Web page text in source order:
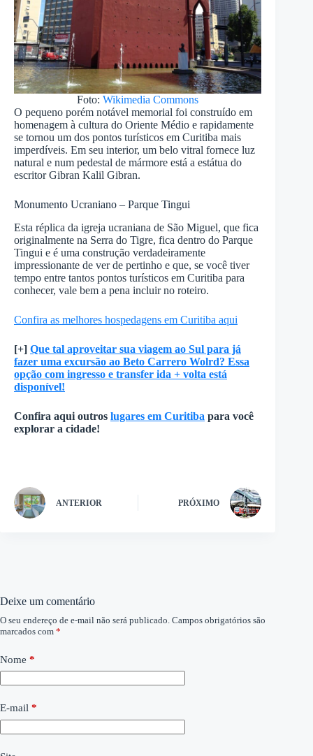
Foto:Wikimedia Commons
O pequeno porém notável memorial foi construído em
homenagem à cultura do Oriente Médio e rapidamente
se tornou um dos pontos turísticos em Curitiba mais
imperdíveis. Em seu interior, um belo vitral fornece luz
natural e num pedestal de mármore está a estátua do
escritor Gibran Kalil Gibran.
Monumento Ucraniano – Parque Tingui
Esta réplica da igreja ucraniana de São Miguel, que fica
originalmente na Serra do Tigre, fica dentro do Parque
Tingui e é uma construção verdadeiramente
impressionante de ver de pertinho e que, se você tiver
tempo entre tantos pontos turísticos em Curitiba para
conhecer, vale bem a pena incluir no roteiro.
Confira as melhores hospedagens em Curitiba aqui
[+] Que tal aproveitar sua viagem ao Sul para já
fazer uma excursão ao Beto Carrero Wolrd? Essa
opção com ingresso e transfer ida + volta está
disponível!
Confira aqui outros lugares em Curitiba para você
explorar a cidade!
ANTERIOR PRÓXIMO
Deixe um comentário
O seu endereço de e-mail não será publicado. Campos obrigatórios são
marcados com *
Nome *
E-mail *